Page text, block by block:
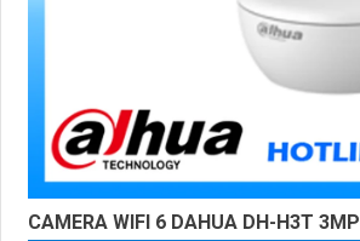
CAMERA WIFI 6 DAHUA DH-H3T 3MP